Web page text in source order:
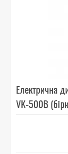
Електрична
VK-500B